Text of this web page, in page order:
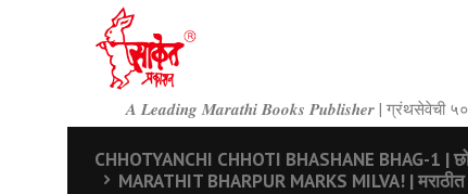
𝑨 𝑳𝒆𝒂𝒅𝒊𝒏𝒈 𝑴𝒂𝒓𝒂𝒕𝒉𝒊 𝑩𝒐𝒐𝒌𝒔 𝑷𝒖𝒃𝒍𝒊𝒔𝒉𝒆𝒓 | ग्रंथसेवेची ५०
CHHOTYANCHI CHHOTI BHASHANE BHAG-1 |
MARATHIT BHARPUR MARKS MILVA! | मराठीत